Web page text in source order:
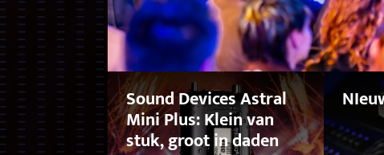
Sound Devices Astral
Mini Plus: Klein van
stuk, groot in daden